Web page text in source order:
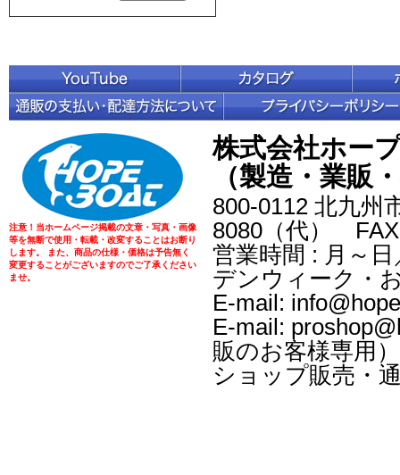
注意！当ホームページ掲載の文章・写真・画像
等を無断で使用・転載・改変することはお断り
します。 また、商品の仕様・価格は予告無く
変更することがございますのでご了承ください
ませ。
株式会社ホー
（製造・業販
800-0112 北九州
8080（代） FAX
営業時間 : 月～
デンウィーク・
E-mail:
E-mail:
販のお客様専用）
ショップ販売・